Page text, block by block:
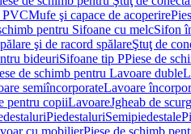
PVCMufe şi capace de acoperire
pentru Sifoane cu melcSifon
şi de racord spălareŞtuţ de
bideuriSifoane tip PPiese de
de schimb pentru Lavoare duble
semiîncorporateLavoare
pentru copiiLavoareJgheab de
PiedestaluriSemipiedestale
cu mobilierPiese de schimb